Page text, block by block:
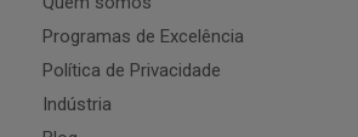
Programas de Excelência
Política de Privacidade
Indústria